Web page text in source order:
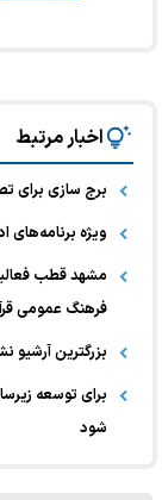
اخبار مرتبط
برج سازی برای
ویژه برنامه‌های
مشهد قطب
فرهنگ عمومی
بزرگترین آرشیو
برای توسعه
شود